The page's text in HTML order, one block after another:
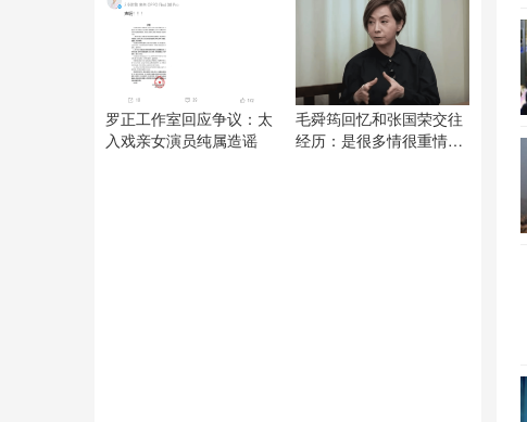
罗正工作室回应争议：太
入戏亲女演员纯属造谣
毛舜筠回忆和张国荣交往
经历：是很多情很重情的